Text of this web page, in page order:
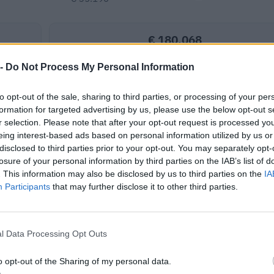
Do Not Process My Personal Information
opt-out of the sale, sharing to third parties, or processing of your
for targeted advertising by us, please use the below opt-out
selection. Please note that after your opt-out request is processed
interest-based ads based on personal information utilized by us
to third parties prior to your opt-out. You may separately
of your personal information by third parties on the IAB’s list of
This information may also be disclosed by us to third parties on the
Participants that may further disclose it to other third parties.
Data Processing Opt Outs
opt-out of the Sharing of my personal data.
€ 180.068
pubblici per un importo complessivo di 245.062 euro (dati
2025).
15.880 euro
70.000 euro